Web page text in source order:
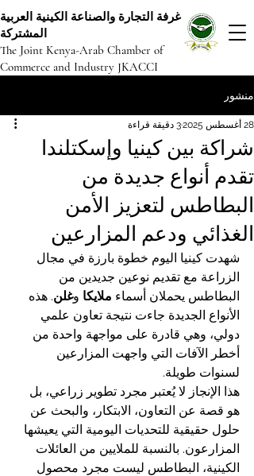
غرفة التجارة والصناعة الكينية العربية
المشتركة
The Joint Kenya-Arab Chamber of
Commerce and Industry JKACCI
منشور
شراكة بين كينيا وإسكتلندا
تقدم أنواع جديدة من
البطاطس لتعزيز الأمن
الغذائي ودعم المزارعين
28 أغسطس 2025 3 دقيقة قراءة
شهدت كينيا اليوم خطوة بارزة في مجال
الزراعة مع تقديم نوعين جديدين من
البطاطس يحملان أسماء ملايكا وغلن. هذه
الأنواع الجديدة جاءت نتيجة تعاون علمي
دولي، وهي قادرة على مواجهة واحدة من
أخطر الآفات التي واجهت المزارعين
لسنوات طويلة.
هذا الإنجاز لا يُعتبر مجرد تطوير زراعي، بل
هو قصة عن التعاون، الابتكار، والبحث عن
حلول حقيقية للتحديات اليومية التي يعيشها
المزارعون. بالنسبة للملايين من العائلات
الكينية، البطاطس ليست مجرد محصول